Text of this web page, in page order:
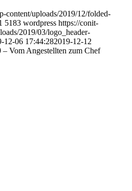
content/uploads/2019/12/folded-
5183 wordpress https://conit-
2019/03/logo_header-
12-06 17:44:282019-12-12
– Vom Angestellten zum Chef